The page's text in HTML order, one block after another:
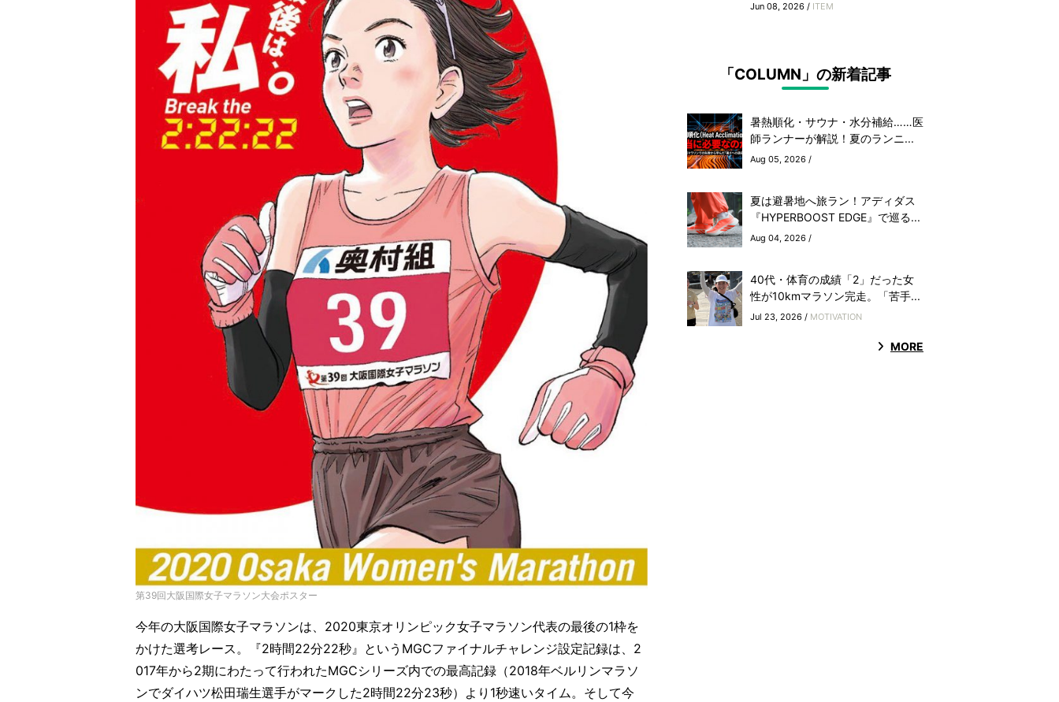
第39回大阪国際女子マラソン大会ポスター
今年の大阪国際女子マラソンは、2020東京オリンピック女子マラソン代表の最後の1枠を
かけた選考レース。『2時間22分22秒』というMGCファイナルチャレンジ設定記録は、2
017年から2期にわたって行われたMGCシリーズ内での最高記録（2018年ベルリンマラソ
ンでダイハツ松田瑞生選手がマークした2時間22分23秒）より1秒速いタイム。そして今
Jun 08, 2026 / ITEM
「COLUMN」の新着記事
暑熱順化・サウナ・水分補給……医
師ランナーが解説！夏のランニ...
Aug 05, 2026 /
夏は避暑地へ旅ラン！アディダス
『HYPERBOOST EDGE』で巡る...
Aug 04, 2026 /
40代・体育の成績「2」だった女
性が10kmマラソン完走。「苦手...
Jul 23, 2026 / MOTIVATION
MORE